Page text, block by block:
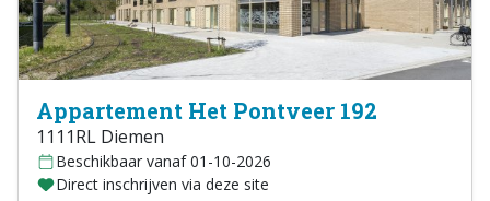
Appartement Het Pontveer 192
1111RL Diemen
Beschikbaar vanaf 01-10-2026
Direct inschrijven via deze site